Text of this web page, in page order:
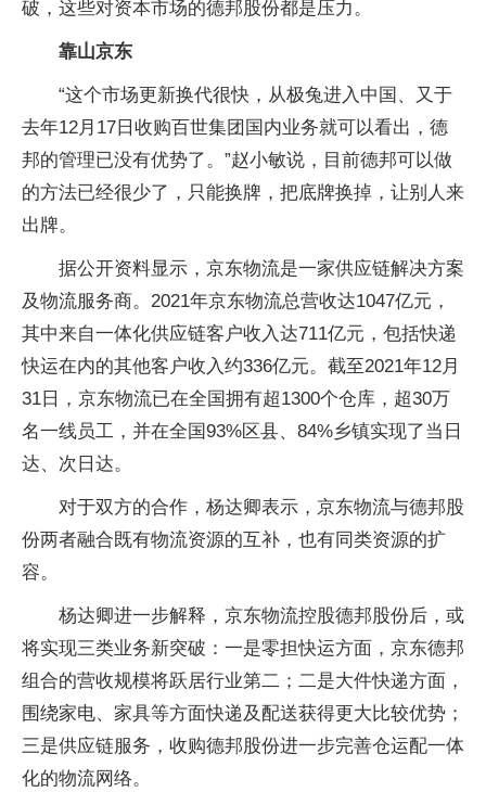
破，这些对资本市场的德邦股份都是压力。
靠山京东
“这个市场更新换代很快，从极兔进入中国、又于
去年12月17日收购百世集团国内业务就可以看出，德
邦的管理已没有优势了。”赵小敏说，目前德邦可以做
的方法已经很少了，只能换牌，把底牌换掉，让别人来
出牌。
据公开资料显示，京东物流是一家供应链解决方案
及物流服务商。2021年京东物流总营收达1047亿元，
其中来自一体化供应链客户收入达711亿元，包括快递
快运在内的其他客户收入约336亿元。截至2021年12月
31日，京东物流已在全国拥有超1300个仓库，超30万
名一线员工，并在全国93%区县、84%乡镇实现了当日
达、次日达。
对于双方的合作，杨达卿表示，京东物流与德邦股
份两者融合既有物流资源的互补，也有同类资源的扩
容。
杨达卿进一步解释，京东物流控股德邦股份后，或
将实现三类业务新突破：一是零担快运方面，京东德邦
组合的营收规模将跃居行业第二；二是大件快递方面，
围绕家电、家具等方面快递及配送获得更大比较优势；
三是供应链服务，收购德邦股份进一步完善仓运配一体
化的物流网络。